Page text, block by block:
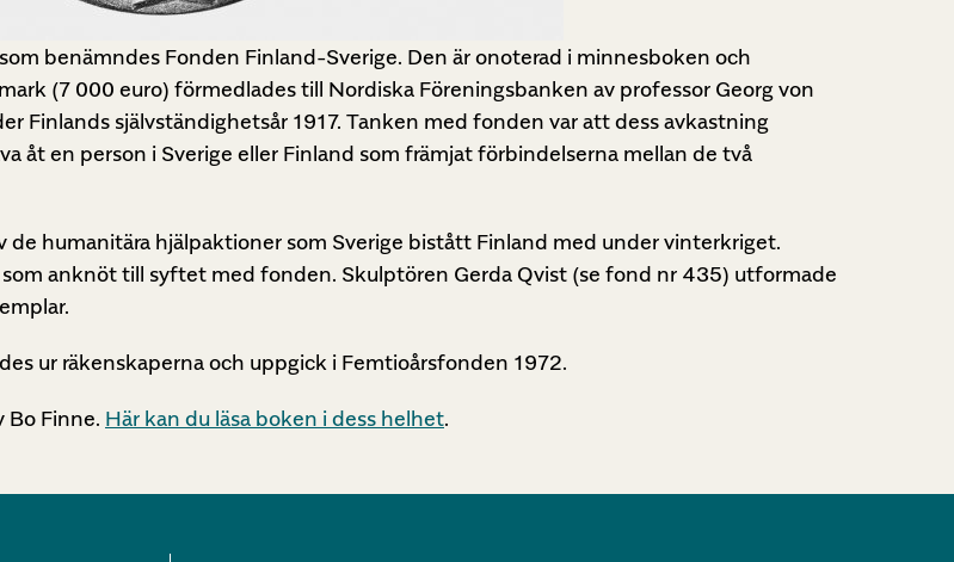
benämndes Fonden Finland-Sverige. Den är onoterad i minnesboken och
(7 000 euro) förmedlades till Nordiska Föreningsbanken av professor Georg von
Finlands självständighetsår 1917. Tanken med fonden var att dess avkastning
åt en person i Sverige eller Finland som främjat förbindelserna mellan de två
humanitära hjälpaktioner som Sverige bistått Finland med under vinterkriget.
anknöt till syftet med fonden. Skulptören Gerda Qvist (se fond nr 435) utformade
ur räkenskaperna och uppgick i Femtioårsfonden 1972.
Bo Finne. Här kan du läsa boken i dess helhet.